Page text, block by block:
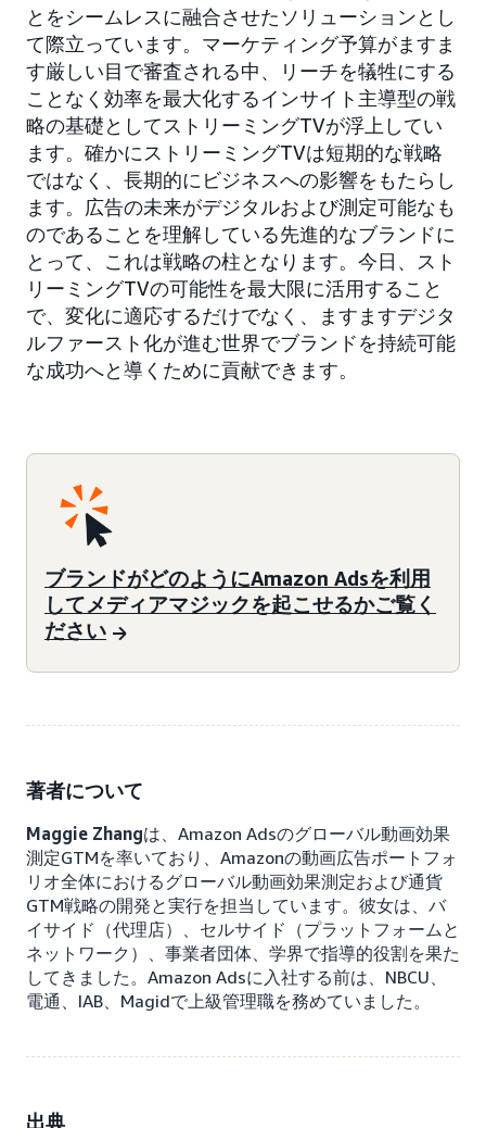
とをシームレスに融合させたソリューションとし
て際立っています。マーケティング予算がますま
す厳しい目で審査される中、リーチを犠牲にする
ことなく効率を最大化するインサイト主導型の戦
略の基礎としてストリーミングTVが浮上してい
ます。確かにストリーミングTVは短期的な戦略
ではなく、長期的にビジネスへの影響をもたらし
ます。広告の未来がデジタルおよび測定可能なも
のであることを理解している先進的なブランドに
とって、これは戦略の柱となります。今日、スト
リーミングTVの可能性を最大限に活用すること
で、変化に適応するだけでなく、ますますデジタ
ルファースト化が進む世界でブランドを持続可能
な成功へと導くために貢献できます。
ブランドがどのようにAmazon Adsを利用
してメディアマジックを起こせるかご覧く
ださい
著者について
Maggie Zhangは、Amazon Adsのグローバル動画効果
測定GTMを率いており、Amazonの動画広告ポートフォ
リオ全体におけるグローバル動画効果測定および通貨
GTM戦略の開発と実行を担当しています。彼女は、バ
イサイド（代理店）、セルサイド（プラットフォームと
ネットワーク）、事業者団体、学界で指導的役割を果た
してきました。Amazon Adsに入社する前は、NBCU、
電通、IAB、Magidで上級管理職を務めていました。
出典